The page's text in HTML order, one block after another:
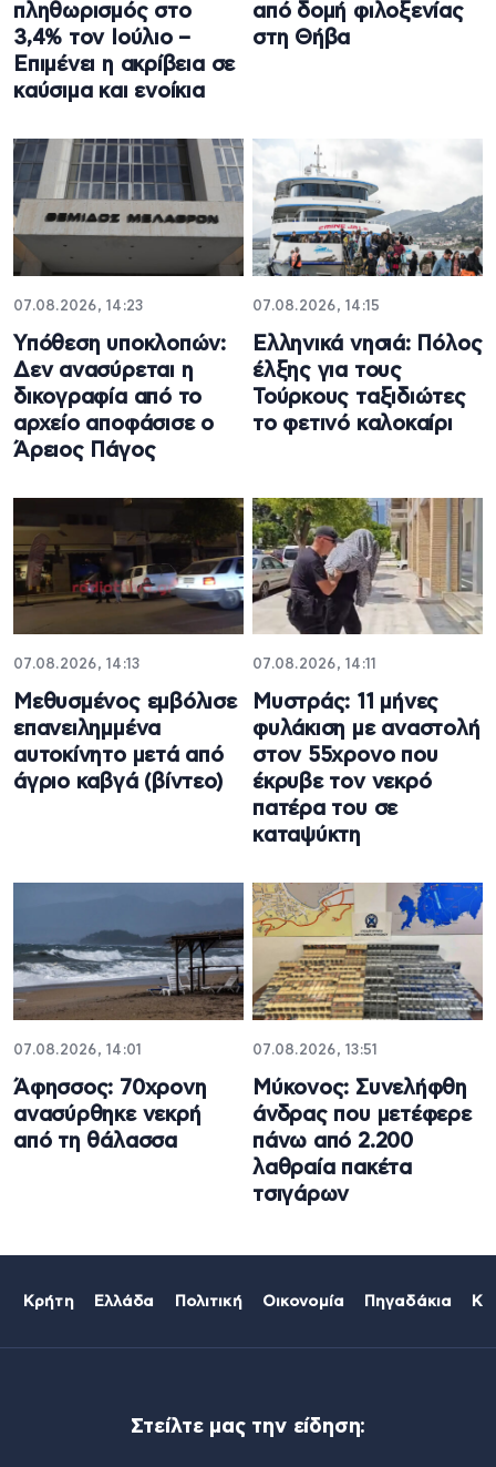
πληθωρισμός στο
3,4% τον Ιούλιο –
Επιμένει η ακρίβεια σε
καύσιμα και ενοίκια
από δομή φιλοξενίας
στη Θήβα
07.08.2026, 14:23
Υπόθεση υποκλοπών:
Δεν ανασύρεται η
δικογραφία από το
αρχείο αποφάσισε ο
Άρειος Πάγος
07.08.2026, 14:15
Ελληνικά νησιά: Πόλος
έλξης για τους
Τούρκους ταξιδιώτες
το φετινό καλοκαίρι
07.08.2026, 14:13
Μεθυσμένος εμβόλισε
επανειλημμένα
αυτοκίνητο μετά από
άγριο καβγά (βίντεο)
07.08.2026, 14:11
Μυστράς: 11 μήνες
φυλάκιση με αναστολή
στον 55χρονο που
έκρυβε τον νεκρό
πατέρα του σε
καταψύκτη
07.08.2026, 14:01
Άφησσος: 70χρονη
ανασύρθηκε νεκρή
από τη θάλασσα
07.08.2026, 13:51
Μύκονος: Συνελήφθη
άνδρας που μετέφερε
πάνω από 2.200
λαθραία πακέτα
τσιγάρων
Κρήτη Ελλάδα Πολιτική Οικονομία Πηγαδάκια
Στείλτε μας την είδηση: